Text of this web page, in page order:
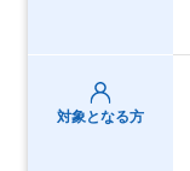
対象となる方